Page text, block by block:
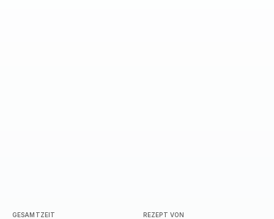
GESAMTZEIT REZEPT VON